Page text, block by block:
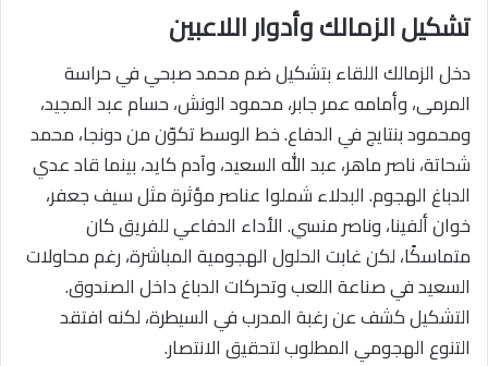
تشكيل الزمالك وأدوار اللاعبين
دخل الزمالك اللقاء بتشكيل ضم محمد صبحي في حراسة
المرمى، وأمامه عمر جابر، محمود الونش، حسام عبد المجيد،
ومحمود بنتايج في الدفاع. خط الوسط تكوّن من دونجا، محمد
شحاتة، ناصر ماهر، عبد الله السعيد، وآدم كايد، بينما قاد عدي
الدباغ الهجوم. البدلاء شملوا عناصر مؤثرة مثل سيف جعفر،
خوان ألفينا، وناصر منسي. الأداء الدفاعي للفريق كان
متماسكًا، لكن غابت الحلول الهجومية المباشرة، رغم محاولات
السعيد في صناعة اللعب وتحركات الدباغ داخل الصندوق.
التشكيل كشف عن رغبة المدرب في السيطرة، لكنه افتقد
التنوع الهجومي المطلوب لتحقيق الانتصار.